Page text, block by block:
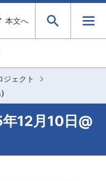
本文へ
ジェクト
12月10日@